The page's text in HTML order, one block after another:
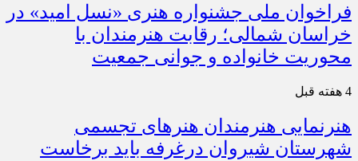
فراخوان ملی جشنواره هنری «نسل امید» در
خراسان شمالی؛ رقابت هنرمندان با
محوریت خانواده و جوانی جمعیت
4 هفته قبل
هنرنمایی هنرمندان هنرهای تجسمی
شهرستان شیروان درغرفه باید برخاست